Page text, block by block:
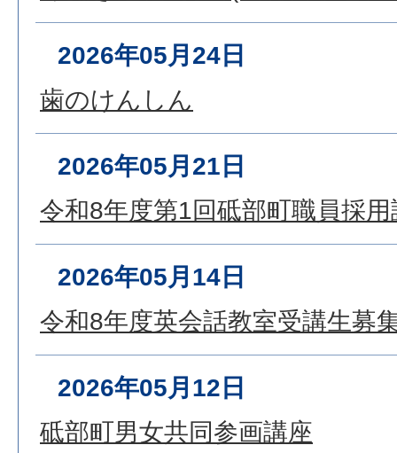
2026年05月24日
歯のけんしん
2026年05月21日
令和8年度第1回砥部町職員採
2026年05月14日
令和8年度英会話教室受講生募
2026年05月12日
砥部町男女共同参画講座